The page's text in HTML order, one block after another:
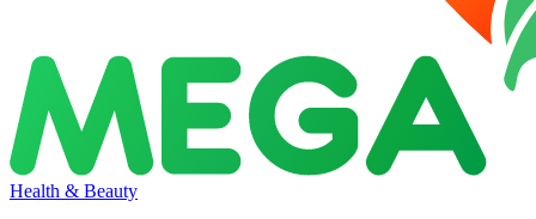
Health & Beauty